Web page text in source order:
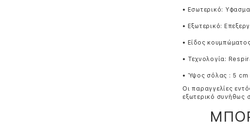
• Εσωτερικό: Yφασμα
• Εξωτερικό:
• Είδος
• Τεχνολογία:
• Ύψος σόλας : 5 cm
Οι παραγγελίες
εξωτερικό συνήθως